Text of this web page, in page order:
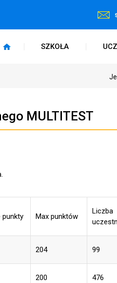
SZKOŁA
MULTITEST
punkty Max punktów
Liczba
204 99
200 476